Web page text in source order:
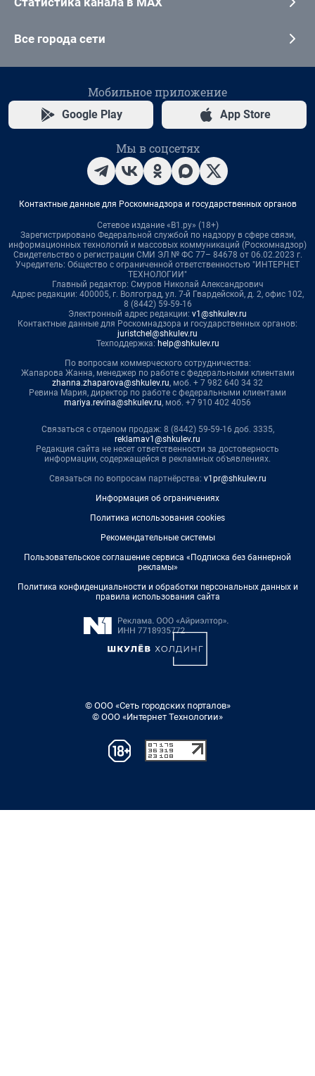
Все города сети
Мобильное приложение
Google Play App Store
Мы в соцсетях
Контактные данные для Роскомнадзора и государственных органов
Сетевое издание «В1.ру» (18+)
Зарегистрировано Федеральной службой по надзору в сфере связи,
информационных технологий и массовых коммуникаций (Роскомнадзор)
Свидетельство о регистрации СМИ ЭЛ № ФС 77– 84678 от 06.02.2023 г.
Учредитель: Общество с ограниченной ответственностью "ИНТЕРНЕТ
ТЕХНОЛОГИИ"
Главный редактор: Смуров Николай Александрович
Адрес редакции: 400005, г. Волгоград, ул. 7-й Гвардейской, д. 2, офис 102,
8 (8442) 59-59-16
Электронный адрес редакции: v1@shkulev.ru
Контактные данные для Роскомнадзора и государственных органов:
juristchel@shkulev.ru
Техподдержка: help@shkulev.ru
По вопросам коммерческого сотрудничества:
Жапарова Жанна, менеджер по работе с федеральными клиентами
zhanna.zhaparova@shkulev.ru, моб. + 7 982 640 34 32
Ревина Мария, директор по работе с федеральными клиентами
mariya.revina@shkulev.ru, моб. +7 910 402 4056
Связаться с отделом продаж: 8 (8442) 59-59-16 доб. 3335,
reklamav1@shkulev.ru
Редакция сайта не несет ответственности за достоверность
информации, содержащейся в рекламных объявлениях.
Связаться по вопросам партнёрства: v1pr@shkulev.ru
Информация об ограничениях
Политика использования cookies
Рекомендательные системы
Пользовательское соглашение сервиса «Подписка без баннерной
рекламы»
Политика конфиденциальности и обработки персональных данных и
правила использования сайта
© ООО «Сеть городских порталов»
© ООО «Интернет Технологии»